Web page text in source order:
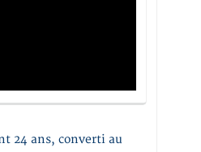
24 ans, converti au